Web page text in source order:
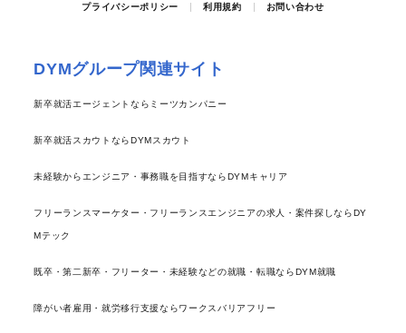
プライバシーポリシー
利用規約 お問い合わせ
DYMグループ関連サイト
新卒就活エージェントならミーツカンパニー
新卒就活スカウトならDYMスカウト
未経験からエンジニア・事務職を目指すならDYMキャリア
フリーランスマーケター・フリーランスエンジニアの求人・案件探しならDY
Mテック
既卒・第二新卒・フリーター・未経験などの就職・転職ならDYM就職
障がい者雇用・就労移行支援ならワークスバリアフリー